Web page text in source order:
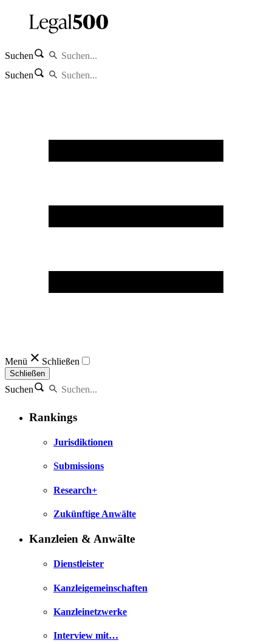
Suchen
Suchen
Menü Schließen
Schließen
Suchen
Rankings
Jurisdiktionen
Submissions
Research+
Zukünftige Anwälte
Kanzleien & Anwälte
Dienstleister
Kanzleigemeinschaften
Kanzleinetzwerke
Interview mit…